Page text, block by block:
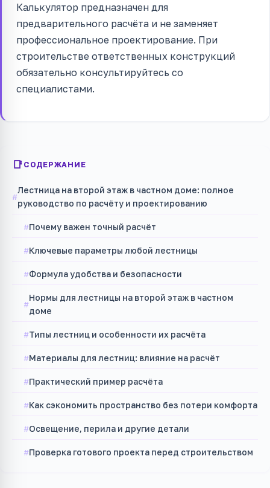
Калькулятор предназначен для
предварительного расчёта и не заменяет
профессиональное проектирование. При
строительстве ответственных конструкций
обязательно консультируйтесь со
специалистами.
СОДЕРЖАНИЕ
Лестница на второй этаж в частном доме: полное
руководство по расчёту и проектированию
Почему важен точный расчёт
Ключевые параметры любой лестницы
Формула удобства и безопасности
Нормы для лестницы на второй этаж в частном
доме
Типы лестниц и особенности их расчёта
Материалы для лестниц: влияние на расчёт
Практический пример расчёта
Как сэкономить пространство без потери комфорта
Освещение, перила и другие детали
Проверка готового проекта перед строительством